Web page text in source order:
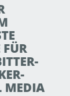
MEDIA